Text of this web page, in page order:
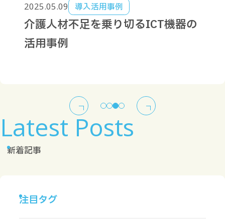
2025.05.09 導入活用事例
介護人材不足を乗り切るICT機器の
活用事例
2022.12.07 導入活用事例
「眠りSCAN」を活用した見守り支
援システムで変わる！ 転倒・転落
Latest Posts
新着記事
注目タグ